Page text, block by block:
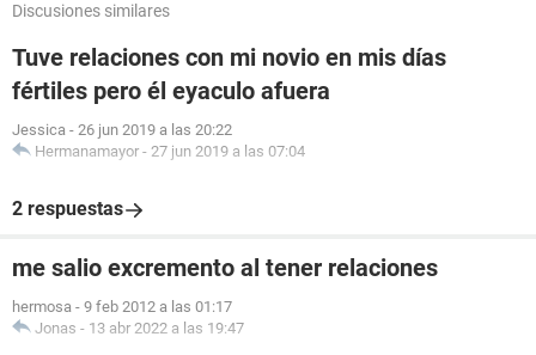
Discusiones similares
Tuve relaciones con mi novio en mis días
fértiles pero él eyaculo afuera
Jessica - 26 jun 2019 a las 20:22
Hermanamayor - 27 jun 2019 a las 07:04
2 respuestas
me salio excremento al tener relaciones
hermosa - 9 feb 2012 a las 01:17
Jonas - 13 abr 2022 a las 19:47